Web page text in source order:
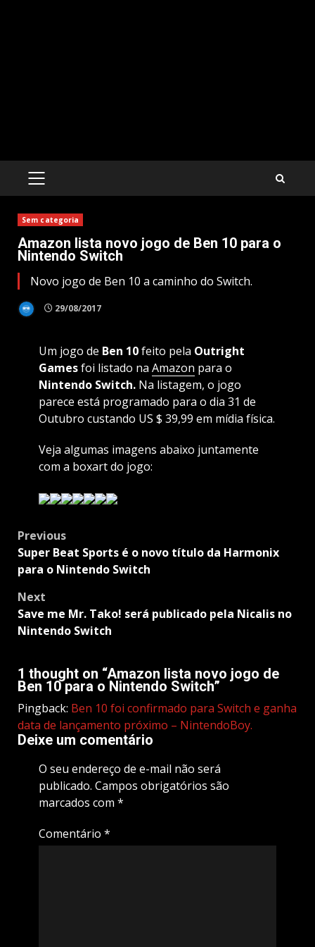
PRIMARY
Sem categoria
Amazon lista novo jogo de Ben 10 para o
Nintendo Switch
Novo jogo de Ben 10 a caminho do Switch.
29/08/2017
Um jogo de Ben 10feito pela Outright
Gamesfoi listado na Amazon para o
Nintendo Switch. Na listagem, o jogo
parece está programado para o dia 31 de
Outubro custando US $ 39,99 em mídia física.
Veja algumas imagens abaixo juntamente
com a boxart do jogo:
Post
navigation
Previous
Super Beat Sports é o novo título da Harmonix
para o Nintendo Switch
Next
Save me Mr. Tako! será publicado pela Nicalis no
Nintendo Switch
1 thought on “Amazon lista novo jogo de
Ben 10 para o Nintendo Switch”
Pingback: Ben 10 foi confirmado para Switch e ganha
data de lançamento próximo – NintendoBoy.
Deixe um comentário
O seu endereço de e-mail não será
publicado. Campos obrigatórios são
marcados com *
Comentário *